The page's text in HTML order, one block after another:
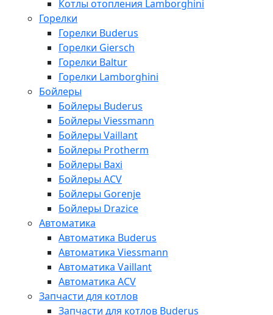
Котлы отопления Lamborghini
Горелки
Горелки Buderus
Горелки Giersch
Горелки Baltur
Горелки Lamborghini
Бойлеры
Бойлеры Buderus
Бойлеры Viessmann
Бойлеры Vaillant
Бойлеры Protherm
Бойлеры Baxi
Бойлеры ACV
Бойлеры Gorenje
Бойлеры Drazice
Автоматика
Автоматика Buderus
Автоматика Viessmann
Автоматика Vaillant
Автоматика ACV
Запчасти для котлов
Запчасти для котлов Buderus